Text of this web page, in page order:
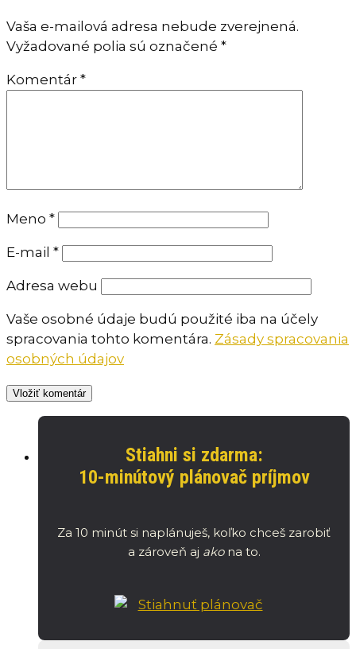
Vaša e-mailová adresa nebude zverejnená.
Vyžadované polia sú označené *
Komentár *
Meno *
E-mail *
Adresa webu
Vaše osobné údaje budú použité iba na účely
spracovania tohto komentára. Zásady spracovania
osobných údajov
Stiahni si zdarma:
10-minútový plánovač príjmov
Za 10 minút si naplánuješ, koľko chceš zarobiť
a zároveň aj ako na to.